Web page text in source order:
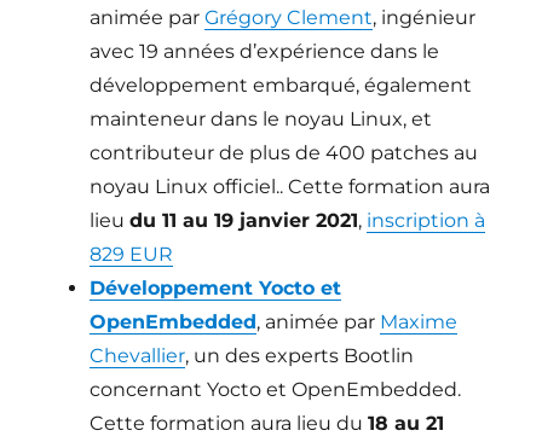
animée parGrégory Clement, ingénieur
avec 19 années d’expérience dans le
développement embarqué, également
mainteneur dans le noyau Linux, et
contributeur de plus de 400 patches au
noyau Linux officiel.. Cette formation aura
lieudu 11 au 19 janvier 2021, inscription à
829 EUR
Développement Yocto et
OpenEmbedded, animée par Maxime
Chevallier, un des experts Bootlin
concernant Yocto et OpenEmbedded.
Cette formation aura lieu du18 au 21